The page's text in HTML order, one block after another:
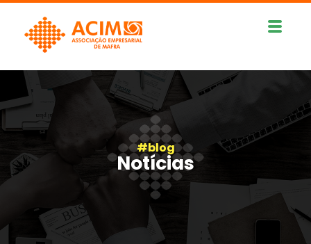
#blog
Notícias